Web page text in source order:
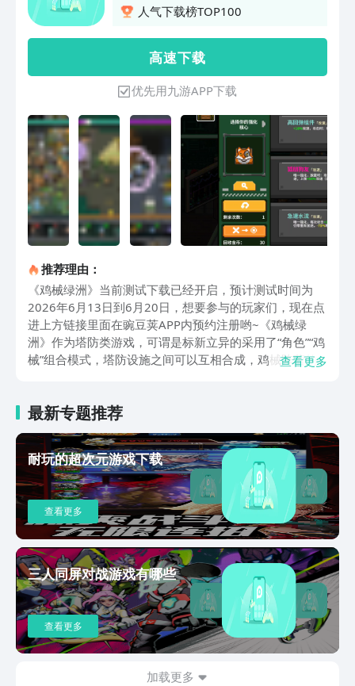
人气下载榜TOP100
高 速 下 载
优先用九游APP下载
推荐理由：
《鸡械绿洲》当前测试下载已经开启，预计测试时间为
2026年6月13日到6月20日，想要参与的玩家们，现在点
进上方链接里面在豌豆荚APP内预约注册哟~《鸡械绿
洲》作为塔防类游戏，可谓是标新立异的采用了“角色”“鸡
械”组合模式，塔防设施之间可以互相合成，鸡械阵营的
进入到沙漠之中，也可能在海洋、沼泽内战斗，各类战斗
地形的机制都有所不同，同时每次战斗会出现的怪物完全
随机，这就要求玩家有着即时策略能力。在游戏内玩家可
以选择多种不同类型的流派来挑战关卡，例如玩家可以使
用的超级强化，让鸡械获得攻击buff的提升，从而保证能
够一枪贯穿boss，同时游戏的高自由度规划，也保证了玩
家能够因地制宜的进行防线的搭建。游戏战斗中，玩家可
能会遭遇到战斗、随机事件以及强化时间，同时玩家也可
以进入到关卡商店内，通过购买道具的方式来增加通关的
可能性。鸡械之间的连携效果也是游戏的一大亮点，例如
熊猫可以和竹林一起战斗，输出倍率可以暴涨，而蚁后在
升级强化之后，可以直接召唤出诸多工蚁进行战斗，阿尔
法狗可以通过召唤小狗，来叠加战斗力，从而快速的突破
敌人防线，同时游戏内各种组合，也可以产生诸多有趣的
化学反应。为了避免重复的玩法模式，游戏支持双人联
机，同时玩家可以和好友一起自由搭建，一同打败僵尸。
查看更多
最新专题推荐
耐玩的超次元游戏下载
查看更多
三人同屏对战游戏有哪些
查看更多
加载更多